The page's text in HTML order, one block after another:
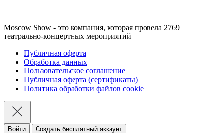
Moscow Show - это компания, которая провела 2769
театрально-концертных мероприятий
Публичная оферта
Обработка данных
Пользовательское соглашение
Публичная оферта (сертификаты)
Политика обработки файлов cookie
Войти Создать бесплатный аккаунт